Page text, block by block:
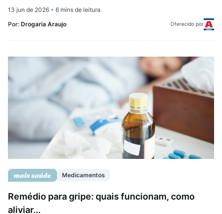
13 jun de 2026 • 6 mins de leitura
Por: Drogaria Araujo Oferecido por
Medicamentos
Remédio para gripe: quais funcionam, como
aliviar...